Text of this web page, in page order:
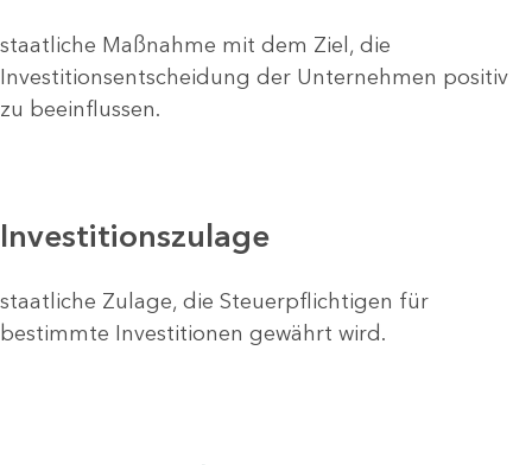
staatliche Maßnahme mit dem Ziel, die
Investitionsentscheidung der Unternehmen positiv
zu beeinflussen.
Investitionszulage
staatliche Zulage, die Steuerpflichtigen für
bestimmte Investitionen gewährt wird.